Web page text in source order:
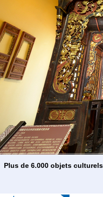
Plus de 6.000 objets